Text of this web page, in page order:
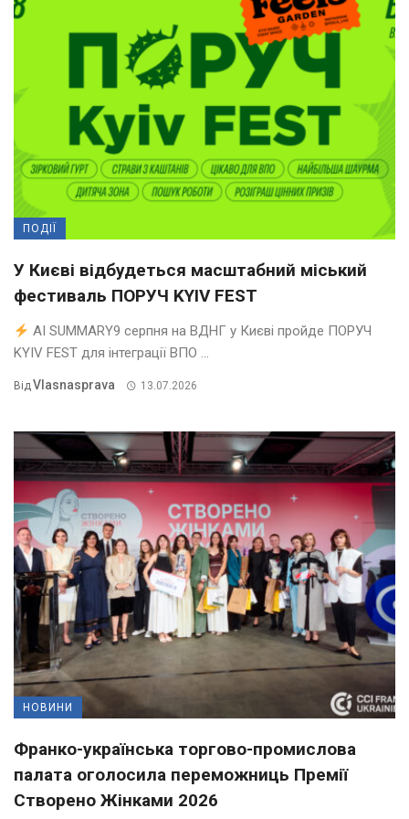
ПОДІЇ
У Києві відбудеться масштабний міський
фестиваль ПОРУЧ KYIV FEST
AI SUMMARY9 серпня на ВДНГ у Києві пройде ПОРУЧ
KYIV FEST для інтеграції ВПО ...
ВідVlasnasprava 13.07.2026
НОВИНИ
Франко-українська торгово-промислова
палата оголосила переможниць Премії
Створено Жінками 2026